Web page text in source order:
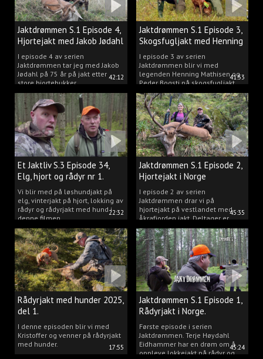
42:12
Jaktdrømmen S.1 Episode 4,
Hjortejakt med Jakob Jødahl
I episode 4 av serien
Jaktdrømmen tar jeg med Jakob
Jødahl på 75 år på jakt etter
store hjortebukker.
41:53
Jaktdrømmen S.1 Episode 3,
Skogsfugljakt med Henning
og Peder
I episode 3 av serien
Jaktdrømmen blir vi med
legenden Henning Mathisen og
Peder Bogsti på skogsfugljakt.
22:32
Et Jaktliv S.3 Episode 34,
Elg, hjort og rådyr nr 1.
2025
Vi blir med på løshundjakt på
elg, vinterjakt på hjort, lokking av
rådyr og rådyrjakt med hund i
denne filmen.
45:35
Jaktdrømmen S.1 Episode 2,
Hjortejakt i Norge
I episode 2 av serien
Jaktdrømmen drar vi på
hjortejakt på vestlandet med
Åkrafjorden jakt. Deltager er
Michelle Sofi Thomassen.
17:55
Rådyrjakt med hunder 2025,
del 1.
I denne episoden blir vi med
Kristoffer og venner på rådyrjakt
med hunder.
45:24
Jaktdrømmen S.1 Episode 1,
Rådyrjakt i Norge.
Første episode i serien
Jaktdrømmen. Terje Høydahl
Eidhammer har en drøm om å
oppleve lokkejakt på rådyr og